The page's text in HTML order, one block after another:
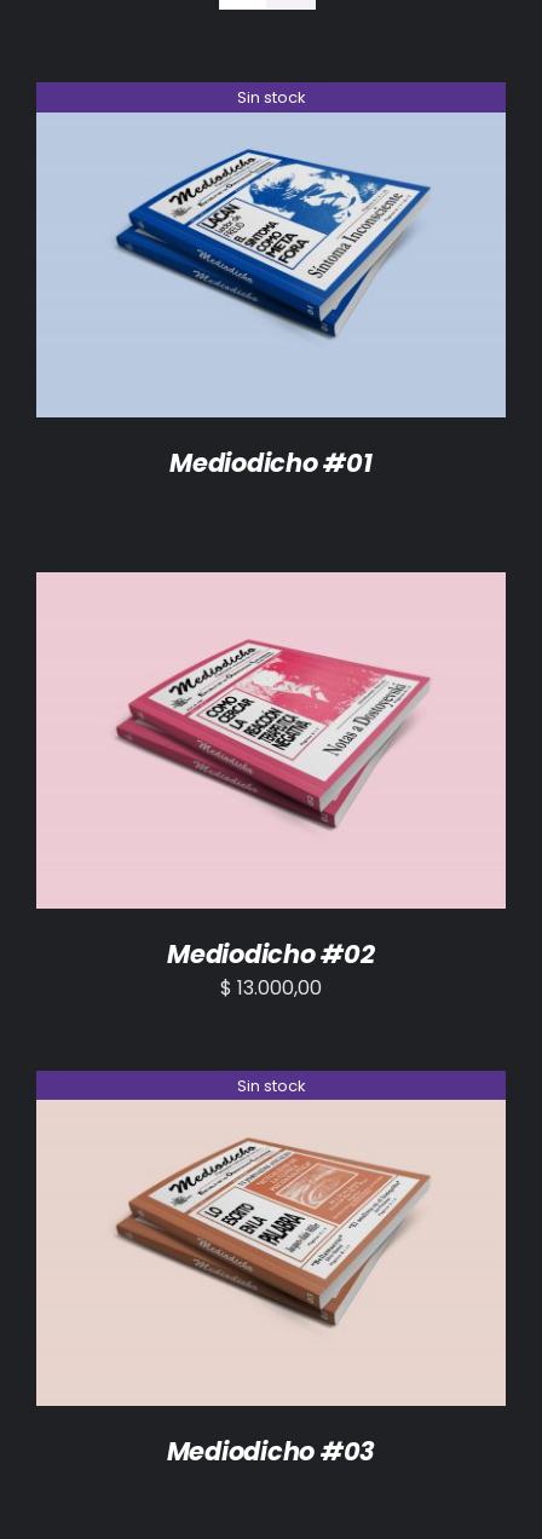
RED EOL
ACTUALIDAD
Sin stock
DETALLES
Mediodicho #01
AÑADIR AL CARRITO / DETALLES
Mediodicho #02
$ 13.000,00
Sin stock
DETALLES
Mediodicho #03